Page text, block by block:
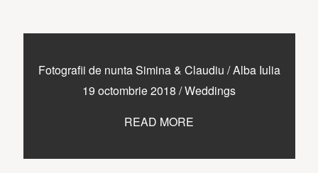
Fotografii de nunta Simina & Claudiu / Alba Iulia
19 octombrie 2018 /Weddings
READ MORE